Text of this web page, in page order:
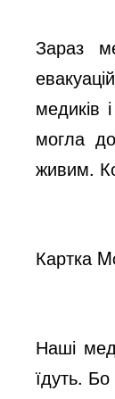
Зараз
медиків
могла
живим.
Картка
Наші
їдуть.